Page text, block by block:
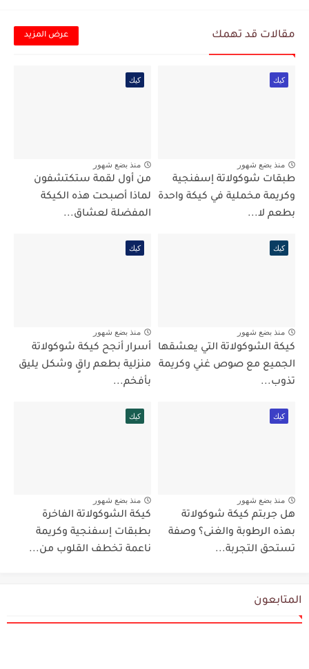
مقالات قد تهمك عرض المزيد
كيك
منذ بضع شهور
طبقات شوكولاتة إسفنجية
وكريمة مخملية في كيكة واحدة
بطعم لا...
كيك
منذ بضع شهور
من أول لقمة ستكتشفون
لماذا أصبحت هذه الكيكة
المفضلة لعشاق...
كيك
منذ بضع شهور
كيكة الشوكولاتة التي يعشقها
الجميع مع صوص غني وكريمة
تذوب...
كيك
منذ بضع شهور
أسرار أنجح كيكة شوكولاتة
منزلية بطعم راقٍ وشكل يليق
بأفخم...
كيك
منذ بضع شهور
هل جربتم كيكة شوكولاتة
بهذه الرطوبة والغنى؟ وصفة
تستحق التجربة...
كيك
منذ بضع شهور
كيكة الشوكولاتة الفاخرة
بطبقات إسفنجية وكريمة
ناعمة تخطف القلوب من...
المتابعون